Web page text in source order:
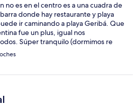
no es en el centro es a una cuadra de
donde hay restaurante y playa
ir caminando a playa Geribá. Que
fue un plus, igual nos
Súper tranquilo (dormimos re
y el desayuno cumple. Lo